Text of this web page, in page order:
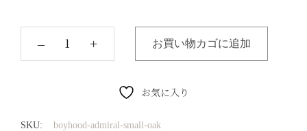
‒ + お買い物カゴに追加
お気に入り
SKU: boyhood-admiral-small-oak